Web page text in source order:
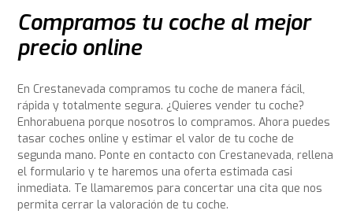
Compramos tu coche al mejor
precio online
En Crestanevada compramos tu coche de manera fácil,
rápida y totalmente segura. ¿Quieres vender tu coche?
Enhorabuena porque nosotros lo compramos. Ahora puedes
tasar coches online y estimar el valor de tu coche de
segunda mano. Ponte en contacto con Crestanevada, rellena
el formulario y te haremos una oferta estimada casi
inmediata. Te llamaremos para concertar una cita que nos
permita cerrar la valoración de tu coche.